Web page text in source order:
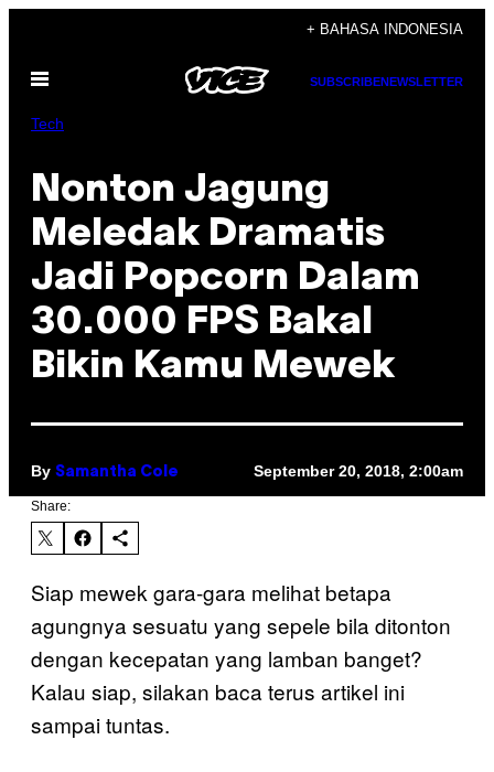
content
+ BAHASA INDONESIA
Open
SUBSCRIBENEWSLETTER
Tech
Nonton Jagung
Meledak Dramatis
Jadi Popcorn Dalam
30.000 FPS Bakal
Bikin Kamu Mewek
By Samantha Cole September 20, 2018, 2:00am
Share:
Siap mewek gara-gara melihat betapa
agungnya sesuatu yang sepele bila ditonton
dengan kecepatan yang lamban banget?
Kalau siap, silakan baca terus artikel ini
sampai tuntas.